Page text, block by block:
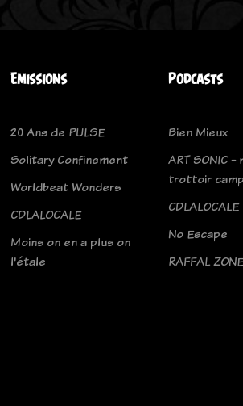
Emissions
20 Ans de PULSE
Solitary Confinement
Worldbeat Wonders
CDLALOCALE
Moins on en a plus on
l'étale
Podcasts
Bien Mieux
ART SONIC -
trottoir
CDLALOCALE
No Escape
RAFFAL ZONE